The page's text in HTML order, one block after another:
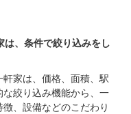
は、条件で絞り込みをし
家は、価格、面積、駅
絞り込み機能から、一
、設備などのこだわり